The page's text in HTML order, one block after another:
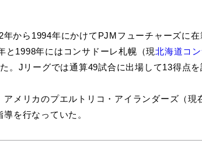
から1994年にかけてPJMフューチャーズに
と1998年にはコンサドーレ札幌（現北海道コ
。Jリーグでは通算49試合に出場して13得点を
メリカのプエルトリコ・アイランダーズ（現
を行なっていた。